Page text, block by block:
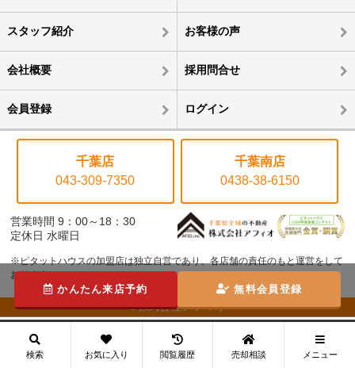
スタッフ紹介 お客様の声
会社概要 採用問合せ
会員登録 ログイン
千葉店
043-309-7350
千葉南店
0438-38-6150
営業時間 9：00～18：30
定休日 水曜日
※ピタットハウスの加盟店は独立自営であり、各店舗の責任のもと運営をして
おります。
©株式会社アフィオ
かんたん来店予約 無料会員登録
検索 お気に入り 閲覧履歴 売却相談 メニュー